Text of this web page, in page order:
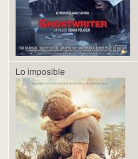
Lo imposible